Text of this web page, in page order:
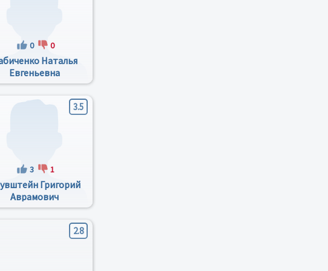
0 0
Наталья
Евгеньевна
3.5
3 1
Григорий
Аврамович
2.8